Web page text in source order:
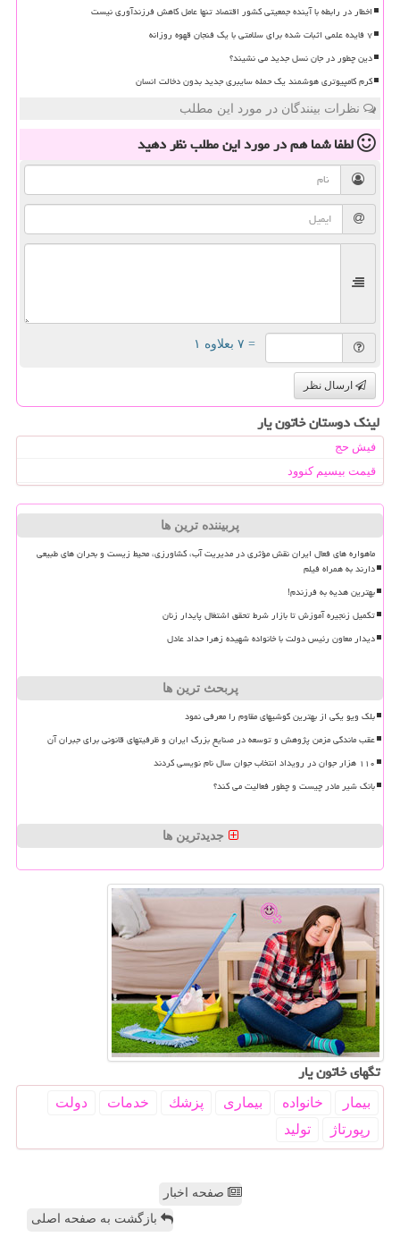
اخطار در رابطه با آینده جمعیتی کشور اقتصاد تنها عامل کاهش فرزندآوری نیست
۷ فایده علمی اثبات شده برای سلامتی با یک فنجان قهوه روزانه
دین چطور در جان نسل جدید می نشیند؟
کرم کامپیوتری هوشمند یک حمله سایبری جدید بدون دخالت انسان
نظرات بینندگان در مورد این مطلب
لطفا شما همدر مورد این مطلبنظر دهید
= ۷ بعلاوه ۱
ارسال نظر
لینک دوستان خاتون یار
فیش حج
قیمت بیسیم کنوود
پربیننده ترین ها
ماهواره های فعال ایران نقش مؤثری در مدیریت آب، کشاورزی، محیط زیست و بحران های طبیعی
دارند به همراه فیلم
بهترین هدیه به فرزندم!
تکمیل زنجیره آموزش تا بازار شرط تحقق اشتغال پایدار زنان
دیدار معاون رئیس دولت با خانواده شهیده زهرا حداد عادل
پربحث ترین ها
بلک ویو یکی از بهترین گوشیهای مقاوم را معرفی نمود
عقب ماندگی مزمن پژوهش و توسعه در صنایع بزرگ ایران و ظرفیتهای قانونی برای جبران آن
۱۱۰ هزار جوان در رویداد انتخاب جوان سال نام نویسی کردند
بانک شیر مادر چیست و چطور فعالیت می کند؟
جدیدترین ها
تگهای خاتون یار
بیمار خانواده بیماری پزشك خدمات
دولت
رپورتاژ
تولید
صفحه اخبار
بازگشت به صفحه اصلی